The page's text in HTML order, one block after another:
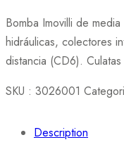
Bomba Imovilli de
hidráulicas, colectores
distancia (CD6).
SKU : 3026001
Description